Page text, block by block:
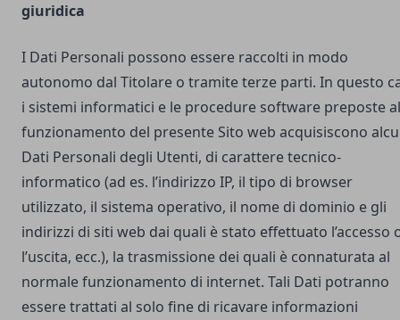
giuridica
I Dati Personali possono essere raccolti in modo
autonomo dal Titolare o tramite terze parti. In questo
i sistemi informatici e le procedure software preposte al
funzionamento del presente Sito web acquisiscono
Dati Personali degli Utenti, di carattere tecnico-
informatico (ad es. l’indirizzo IP, il tipo di browser
utilizzato, il sistema operativo, il nome di dominio e gli
indirizzi di siti web dai quali è stato effettuato l’accesso
l’uscita, ecc.), la trasmissione dei quali è connaturata al
normale funzionamento di internet. Tali Dati potranno
essere trattati al solo fine di ricavare informazioni